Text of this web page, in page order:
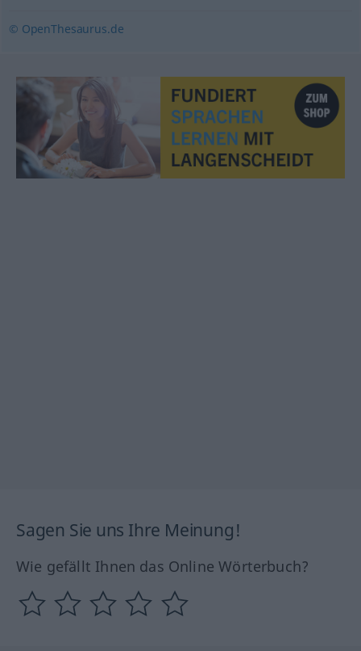
© OpenThesaurus.de
Sagen Sie uns Ihre Meinung!
Wie gefällt Ihnen das Online Wörterbuch?